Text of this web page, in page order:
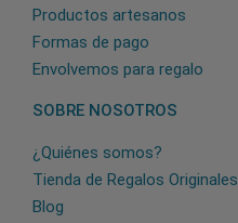
Productos artesanos
Formas de pago
Envolvemos para regalo
SOBRE NOSOTROS
¿Quiénes somos?
Tienda de Regalos Originales
Blog